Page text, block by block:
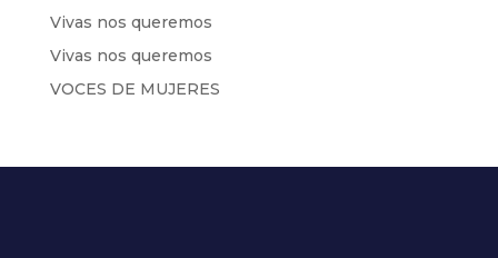
Vivas nos queremos
Vivas nos queremos
VOCES DE MUJERES